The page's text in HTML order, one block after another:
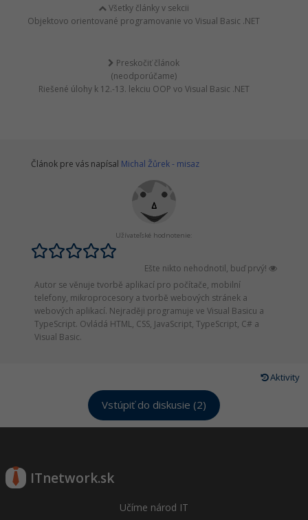
Všetky články v sekcii
Objektovo orientované programovanie vo Visual Basic .NET
Preskočiť článok
(neodporúčame)
Riešené úlohy k 12.-13. lekciu OOP vo Visual Basic .NET
Článok pre vás napísal Michal Žůrek - misaz
Užívateľské hodnotenie:
Ešte nikto nehodnotil, buď prvý!
Autor se věnuje tvorbě aplikací pro počítače, mobilní
telefony, mikroprocesory a tvorbě webových stránek a
webových aplikací. Nejraději programuje ve Visual Basicu a
TypeScript. Ovládá HTML, CSS, JavaScript, TypeScript, C# a
Visual Basic.
Aktivity
Vstúpiť do diskusie (2)
ITnetwork.sk
Učíme národ IT